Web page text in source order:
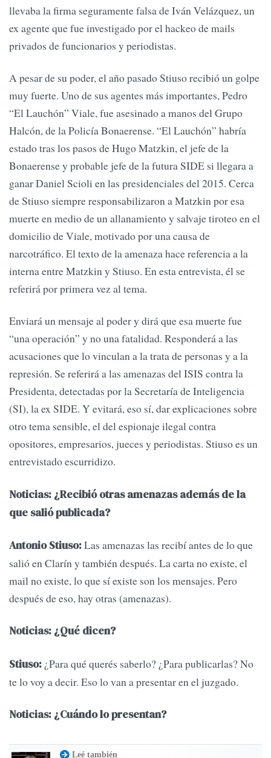
llevaba la firma seguramente falsa de Iván Velázquez, un
ex agente que fue investigado por el hackeo de mails
privados de funcionarios y periodistas.
A pesar de su poder, el año pasado Stiuso recibió un golpe
muy fuerte. Uno de sus agentes más importantes, Pedro
“El Lauchón” Viale, fue asesinado a manos del Grupo
Halcón, de la Policía Bonaerense. “El Lauchón” habría
estado tras los pasos de Hugo Matzkin, el jefe de la
Bonaerense y probable jefe de la futura SIDE si llegara a
ganar Daniel Scioli en las presidenciales del 2015. Cerca
de Stiuso siempre responsabilizaron a Matzkin por esa
muerte en medio de un allanamiento y salvaje tiroteo en el
domicilio de Viale, motivado por una causa de
narcotráfico. El texto de la amenaza hace referencia a la
interna entre Matzkin y Stiuso. En esta entrevista, él se
referirá por primera vez al tema.
Enviará un mensaje al poder y dirá que esa muerte fue
“una operación” y no una fatalidad. Responderá a las
acusaciones que lo vinculan a la trata de personas y a la
represión. Se referirá a las amenazas del ISIS contra la
Presidenta, detectadas por la Secretaría de Inteligencia
(SI), la ex SIDE. Y evitará, eso sí, dar explicaciones sobre
otro tema sensible, el del espionaje ilegal contra
opositores, empresarios, jueces y periodistas. Stiuso es un
entrevistado escurridizo.
Noticias: ¿Recibió otras amenazas además de la
que salió publicada?
Antonio Stiuso:Las amenazas las recibí antes de lo que
salió en Clarín y también después. La carta no existe, el
mail no existe, lo que sí existe son los mensajes. Pero
después de eso, hay otras (amenazas).
Noticias: ¿Qué dicen?
Stiuso: ¿Para qué querés saberlo? ¿Para publicarlas? No
te lo voy a decir. Eso lo van a presentar en el juzgado.
Noticias: ¿Cuándo lo presentan?
Leé también